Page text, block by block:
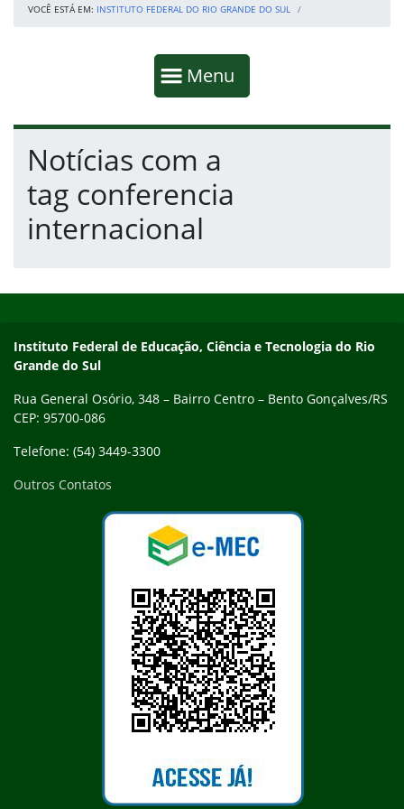
VOCÊ ESTÁ EM: INSTITUTO FEDERAL DO RIO GRANDE DO SUL
Mostrar
Menu
Fim da navegação
Início do conteúdo
Notícias com a
tag conferencia
internacional
Contato
Instituto Federal de Educação, Ciência e Tecnologia do Rio
Grande do Sul
Rua General Osório, 348 – Bairro Centro – Bento Gonçalves/RS
CEP: 95700-086
Telefone: (54) 3449-3300
Outros Contatos